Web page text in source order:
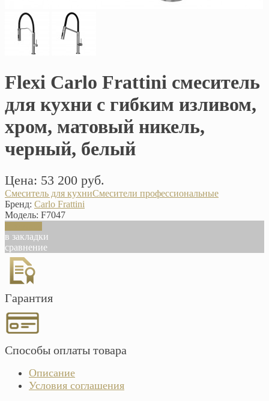
Flexi Carlo Frattini смеситель
для кухни с гибким изливом,
хром, матовый никель,
черный, белый
Цена: 53 200 руб.
Смеситель для кухниСмесители профессиональные
Бренд: Carlo Frattini
Модель: F7047
в закладки
сравнение
Гарантия
Способы оплаты товара
Описание
Условия соглашения